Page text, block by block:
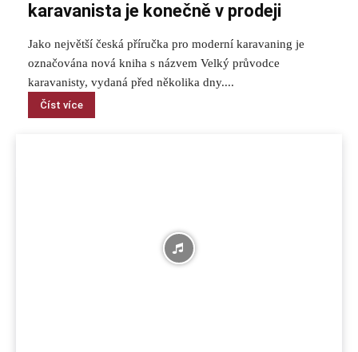
karavanista je konečně v prodeji
Jako největší česká příručka pro moderní karavaning je
označována nová kniha s názvem Velký průvodce
karavanisty, vydaná před několika dny....
Číst více